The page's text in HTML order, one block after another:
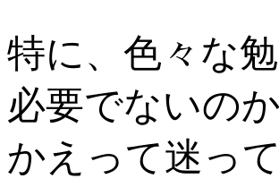
特に、色々な
必要でないの
かえって迷っ